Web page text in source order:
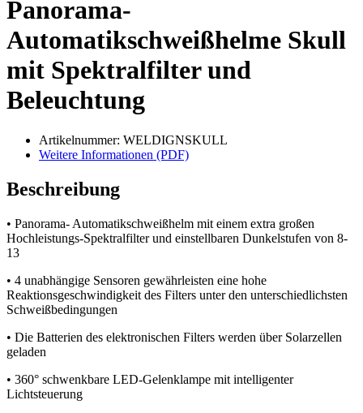
Panorama-
Automatikschweißhelme Skull
mit Spektralfilter und
Beleuchtung
Artikelnummer: WELDIGNSKULL
Weitere Informationen (PDF)
Beschreibung
• Panorama- Automatikschweißhelm mit einem extra großen
Hochleistungs-Spektralfilter und einstellbaren Dunkelstufen von 8-
13
• 4 unabhängige Sensoren gewährleisten eine hohe
Reaktionsgeschwindigkeit des Filters unter den unterschiedlichsten
Schweißbedingungen
• Die Batterien des elektronischen Filters werden über Solarzellen
geladen
• 360° schwenkbare LED-Gelenklampe mit intelligenter
Lichtsteuerung